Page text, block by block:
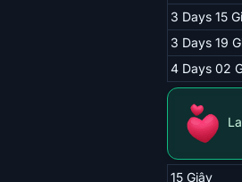
3 Days 15
3 Days 19
4 Days 02
15 Giây